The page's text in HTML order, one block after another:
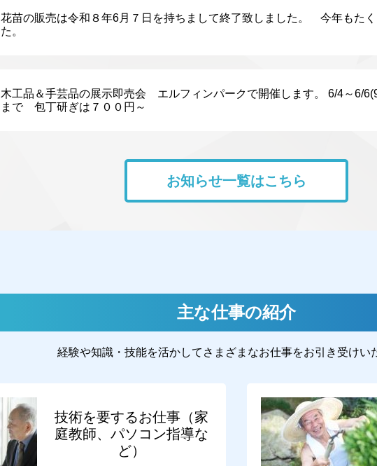
花苗の販売は令和８年6月７日を持ちまして終了致しました。 今年もた
た。
木工品＆手芸品の展示即売会 エルフィンパークで開催します。 6/4～6/
まで 包丁研ぎは７００円～
お知らせ一覧はこちら
主な仕事の紹介
経験や知識・技能を活かしてさまざまなお仕事をお引き受けい
技術を要するお仕事（家
庭教師、パソコン指導な
ど）